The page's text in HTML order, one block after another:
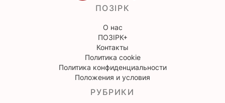
ПОЗІРК
О нас
ПОЗІРК+
Контакты
Политика cookie
Политика конфиденциальности
Положения и условия
РУБРИКИ